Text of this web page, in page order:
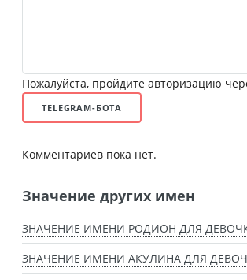
Пожалуйста, пройдите авторизацию
TELEGRAM-БОТА
Комментариев пока нет.
Значение других имен
ЗНАЧЕНИЕ ИМЕНИ РОДИОН ДЛЯ
ЗНАЧЕНИЕ ИМЕНИ АКУЛИНА ДЛЯ